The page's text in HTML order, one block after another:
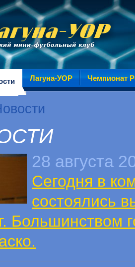
Лагуна-УОР Чемпионат
28 августа
Сегодня в
состоялись
Большинством